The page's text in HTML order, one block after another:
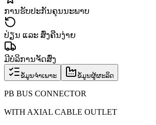
ການຮັບປະກັນຄຸນນະພາບ
ປ່ຽນ ແລະ ສົ່ງຄືນງ່າຍ
ມີບໍລິການຈັດສົ່ງ
ຂໍ້ມູນຈຳເພາະ ຂໍ້ມູນຜູ້ຜະລິດ
PB BUS CONNECTOR
WITH AXIAL CABLE OUTLET